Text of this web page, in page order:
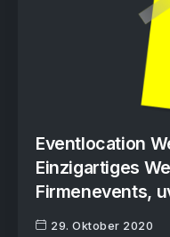
Eventlocation
Einzigartiges
Firmenevents,
29. Oktober 2020